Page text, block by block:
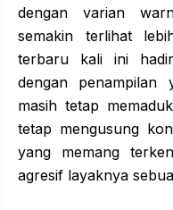
dengan varian
semakin terlihat
terbaru kali ini
dengan penampilan
masih tetap
tetap mengusung
yang memang
agresif layaknya